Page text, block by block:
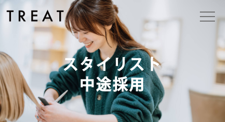
スタイリスト
中途採用